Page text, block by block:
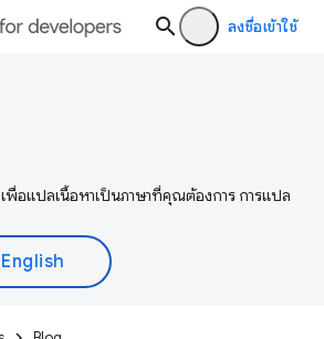
ลงชื่อเข้าใช้
พื่อแปลเนื้อหาเป็นภาษาที่คุณต้องการ การแปล